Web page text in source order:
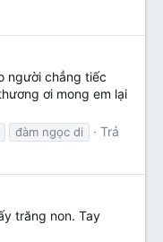
người chẳng tiếc
ơi mong em lại
đàm ngọc di
Trả
trăng non. Tay